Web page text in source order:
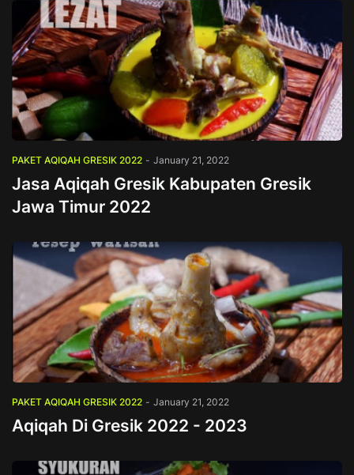
PAKET AQIQAH GRESIK 2022 - January 21, 2022
Jasa Aqiqah Gresik Kabupaten Gresik
Jawa Timur 2022
PAKET AQIQAH GRESIK 2022 - January 21, 2022
Aqiqah Di Gresik 2022 - 2023